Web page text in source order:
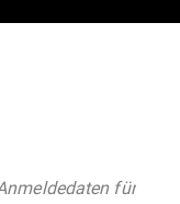
für